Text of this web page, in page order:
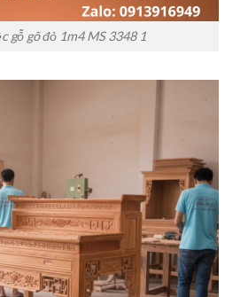
gỗ gõ đỏ 1m4 MS 3348 1